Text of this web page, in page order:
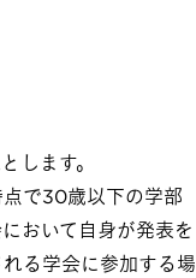
します。
で30歳以下の学部
おいて自身が発表を
る学会に参加する場